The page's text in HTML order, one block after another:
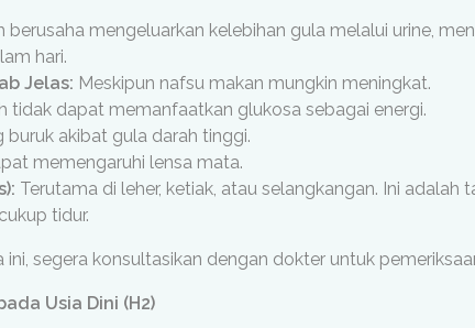
berusaha mengeluarkan kelebihan gula melalui urine,
hari.
Jelas: Meskipun nafsu makan mungkin meningkat.
tidak dapat memanfaatkan glukosa sebagai energi.
buruk akibat gula darah tinggi.
memengaruhi lensa mata.
Terutama di leher, ketiak, atau selangkangan. Ini adalah
tidur.
segera konsultasikan dengan dokter untuk
Usia Dini (H2)